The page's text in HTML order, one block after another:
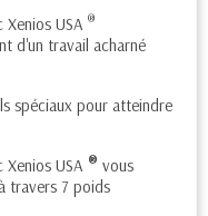
USA ®
d'un travail acharné
spéciaux pour atteindre
USA ® vous
travers 7 poids